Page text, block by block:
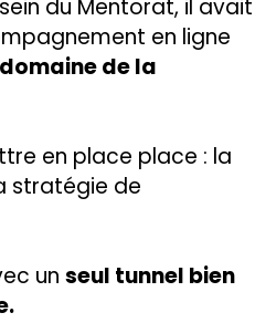
du Mentorat, il avait
en ligne
domaine de la
en place place : la
stratégie de
un seul tunnel bien